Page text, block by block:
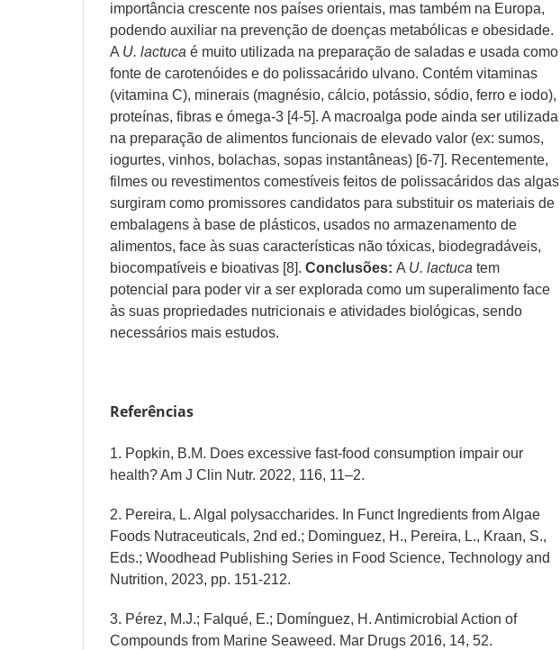
importância crescente nos países orientais, mas também na Europa,
podendo auxiliar na prevenção de doenças metabólicas e obesidade.
A U. lactuca é muito utilizada na preparação de saladas e usada como
fonte de carotenóides e do polissacárido ulvano. Contém vitaminas
(vitamina C), minerais (magnésio, cálcio, potássio, sódio, ferro e iodo),
proteínas, fibras e ómega-3 [4-5]. A macroalga pode ainda ser utilizada
na preparação de alimentos funcionais de elevado valor (ex: sumos,
iogurtes, vinhos, bolachas, sopas instantâneas) [6-7]. Recentemente,
filmes ou revestimentos comestíveis feitos de polissacáridos das algas
surgiram como promissores candidatos para substituir os materiais de
embalagens à base de plásticos, usados no armazenamento de
alimentos, face às suas características não tóxicas, biodegradáveis,
biocompatíveis e bioativas [8]. Conclusões: A U. lactuca tem
potencial para poder vir a ser explorada como um superalimento face
às suas propriedades nutricionais e atividades biológicas, sendo
necessários mais estudos.
Referências
1. Popkin, B.M. Does excessive fast-food consumption impair our
health? Am J Clin Nutr. 2022, 116, 11–2.
2. Pereira, L. Algal polysaccharides. In Funct Ingredients from Algae
Foods Nutraceuticals, 2nd ed.; Dominguez, H., Pereira, L., Kraan, S.,
Eds.; Woodhead Publishing Series in Food Science, Technology and
Nutrition, 2023, pp. 151-212.
3. Pérez, M.J.; Falqué, E.; Domínguez, H. Antimicrobial Action of
Compounds from Marine Seaweed. Mar Drugs 2016, 14, 52.